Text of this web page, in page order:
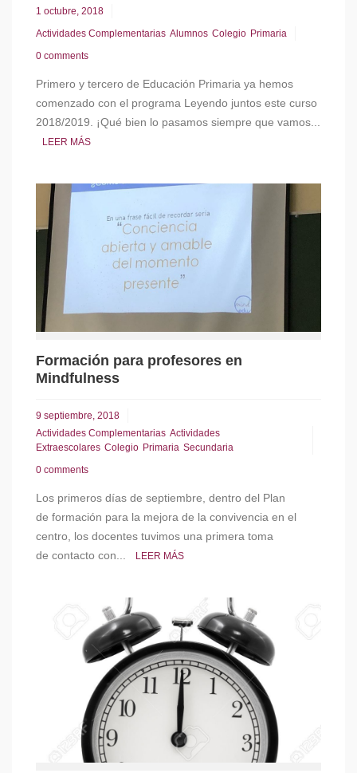
1 octubre, 2018
Actividades Complementarias Alumnos Colegio Primaria
0 comments
Primero y tercero de Educación Primaria ya hemos
comenzado con el programa Leyendo juntos este curso
2018/2019. ¡Qué bien lo pasamos siempre que vamos...
LEER MÁS
Formación para profesores en
Mindfulness
9 septiembre, 2018
Actividades Complementarias Actividades
Extraescolares Colegio Primaria Secundaria
0 comments
Los primeros días de septiembre, dentro del Plan
de formación para la mejora de la convivencia en el
centro, los docentes tuvimos una primera toma
de contacto con...
LEER MÁS